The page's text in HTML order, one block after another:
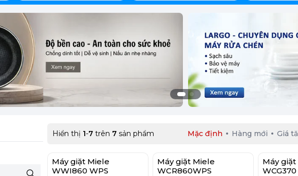
Hiển thị 1-7 trên 7 sản phẩm Mặc định Hàng mới Giá
Máy giặt Miele
WWI860 WPS
Máy giặt Miele
WCR860WPS
Máy